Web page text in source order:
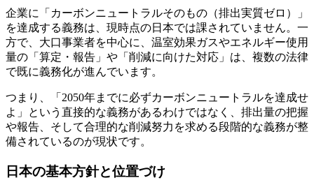
企業に「カーボンニュートラルそのもの（排出実質ゼロ）」
を達成する義務は、現時点の日本では課されていません。一
方で、大口事業者を中心に、温室効果ガスやエネルギー使用
量の「算定・報告」や「削減に向けた対応」は、複数の法律
で既に義務化が進んでいます。
つまり、「2050年までに必ずカーボンニュートラルを達成せ
よ」という直接的な義務があるわけではなく、排出量の把握
や報告、そして合理的な削減努力を求める段階的な義務が整
備されているのが現状です。
日本の基本方針と位置づけ